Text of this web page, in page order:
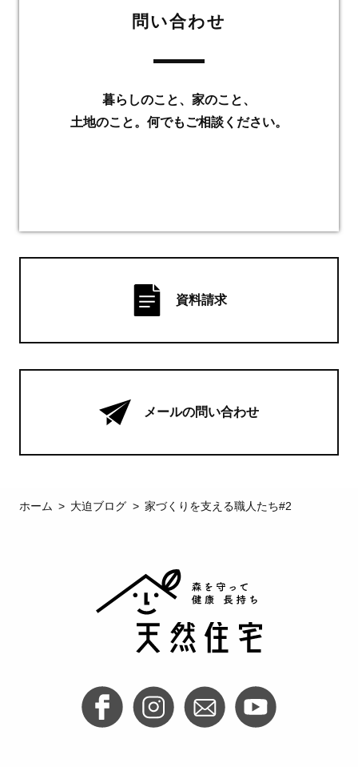
資料請求
問い合わせ
暮らしのこと、家のこと、
土地のこと。何でもご相談ください。
メールの問い合わせ
ホーム 大迫ブログ 家づくりを支える職人たち#2